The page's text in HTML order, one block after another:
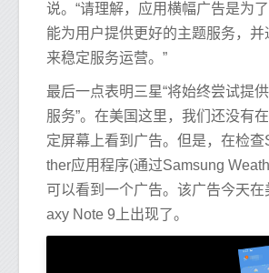
说。“请理解，应用横幅广告是为
能为用户提供更好的主题服务，并
来稳定服务运营。”
最后一点表明三星“将始终尝试提
服务”。在美国这里，我们还没有
定屏幕上看到广告。但是，在检查
ther应用程序(通过Samsung
可以看到一个广告。该广告今天在
axy Note 9上出现了。